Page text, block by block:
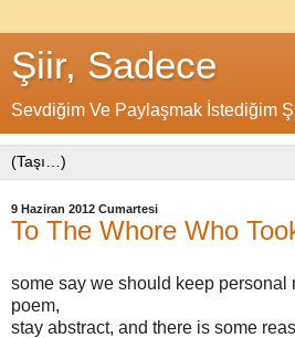
Şiir, Sadece
Sevdiğim Ve Paylaşmak İstediğim
9 Haziran 2012 Cumartesi
To The Whore Who
some say we should keep personal
poem,
stay abstract, and there is some